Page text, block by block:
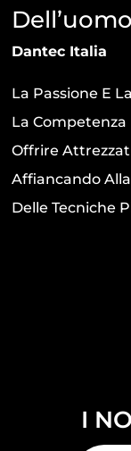
Dantec Italia
La Passione E
La Competenza
Offrire
Affiancando
Delle Tecniche
I